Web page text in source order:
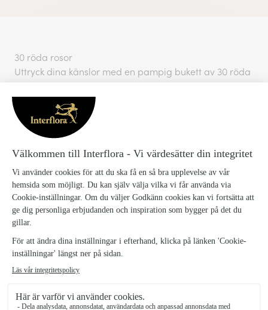
30 röda rosor
Uttryck dina känslor med en pampig bukett av 30 röda
rosor – den ultimata gesten för att uttrycka din kärlek
och uppskattning. Med en uppvaktning med den här
buketten av 30 röda rosor kommer din hälsning inte gå
obemärkt förbi.
Rosorna i buketten är storblommiga och är ungefär 60
cm höga.
SKU: 1201541_Alla-hjartans-bukett_1
Leveransinformation Blommogram